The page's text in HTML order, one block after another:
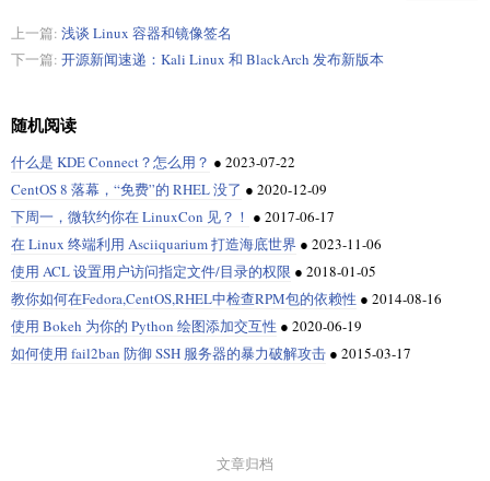
上一篇: 浅谈 Linux 容器和镜像签名
下一篇: 开源新闻速递：Kali Linux 和 BlackArch 发布新版本
随机阅读
什么是 KDE Connect？怎么用？ ● 2023-07-22
CentOS 8 落幕，“免费”的 RHEL 没了 ● 2020-12-09
下周一，微软约你在 LinuxCon 见？！ ● 2017-06-17
在 Linux 终端利用 Asciiquarium 打造海底世界 ● 2023-11-06
使用 ACL 设置用户访问指定文件/目录的权限 ● 2018-01-05
教你如何在Fedora,CentOS,RHEL中检查RPM包的依赖性 ● 2014-08-16
使用 Bokeh 为你的 Python 绘图添加交互性 ● 2020-06-19
如何使用 fail2ban 防御 SSH 服务器的暴力破解攻击 ● 2015-03-17
文章归档